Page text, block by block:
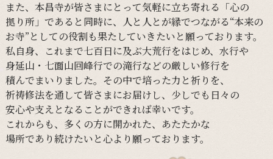
また、 本昌寺が皆さまにとって気軽に立ち寄れる 「心の
拠り所」であると同時に、 人と 人とが縁でつながる“本来の
お寺”と しての役割も果たしていきたいと願っております。
私自身、
これまで七百日に及ぶ大荒行をはじめ、 水行や
身延山・ 七面山回峰行での滝行などの厳しい修行を
積んでまいりました。 その中で培った力と祈りを、
祈祷修法を通して皆さまにお届けし、 少しでも 日々の
安心や支えとなる ことができれば幸いです。
これからも、 多くの方に開かれた、 あたたかな
場所であり続けたいと心より願っております。